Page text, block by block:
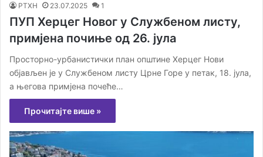
РТХН 23.07.2025 1
ПУП Херцег Новог у Службеном листу,
примјена почиње од 26. јула
Просторно-урбанистички план општине Херцег Нови
објављен је у Службеном листу Црне Горе у петак, 18. јула,
а његова примјена почеће…
Прочитајте више »